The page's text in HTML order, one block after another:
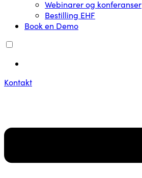
Webinarer og konferanser
Bestilling EHF
Book en Demo
Kontakt